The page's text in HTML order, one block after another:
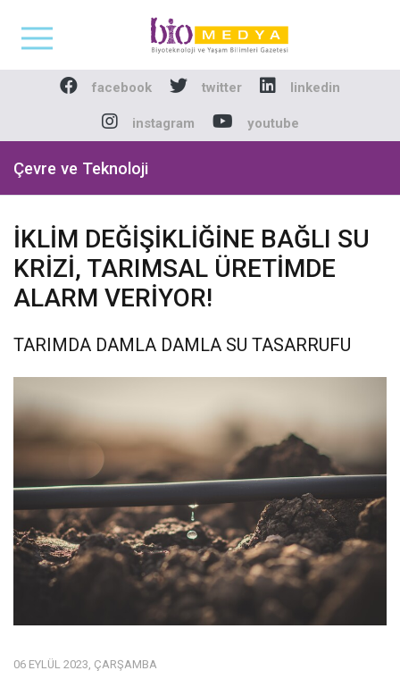
Biomedya -
facebook twitter linkedin
instagram youtube
Çevre ve Teknoloji
İKLİM DEĞİŞİKLİĞİNE BAĞLI SU
KRİZİ, TARIMSAL ÜRETİMDE
ALARM VERİYOR!
TARIMDA DAMLA DAMLA SU TASARRUFU
06 EYLÜL 2023, ÇARŞAMBA